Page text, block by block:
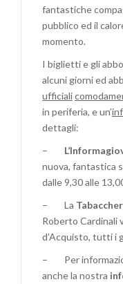
fantastiche
pubblico ed il
momento.
I biglietti e gli
alcuni giorni ed
ufficiali
in periferia, e un’
dettagli:
–
nuova, fantastica
dalle 9,30 alle
– La
Roberto Cardinali
d’Acquisto, tutti i
– Per
anche la nostra